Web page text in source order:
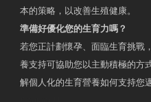
本的策略，以改善生殖健康。
準備好優化您的生育力嗎？
若您正計劃懷孕、面臨生育挑戰
養支持可協助您以主動積極的方
解個人化的生育營養如何支持您